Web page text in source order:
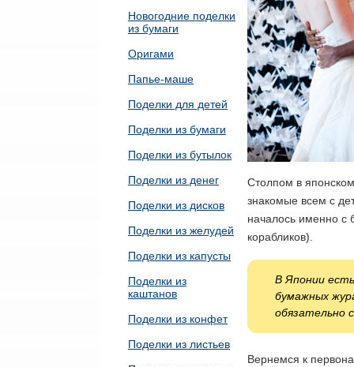
Новогодние поделки
из бумаги
Оригами
Папье-маше
Поделки для детей
Поделки из бумаги
Поделки из бутылок
Поделки из денег
Поделки из дисков
Поделки из желудей
Поделки из капусты
Поделки из
каштанов
Поделки из конфет
Поделки из листьев
Столпом в
знакомые всем с
началось именно с
корабликов).
В Японии
бумажных
обязательно
Вернемся к